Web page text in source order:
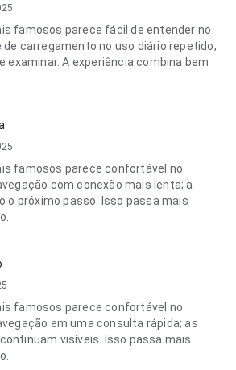
famosos parece fácil de entender no
carregamento no uso diário repetido;
examinar. A experiência combina bem
famosos parece confortável no
com conexão mais lenta; a
o próximo passo. Isso passa mais
famosos parece confortável no
em uma consulta rápida; as
visíveis. Isso passa mais